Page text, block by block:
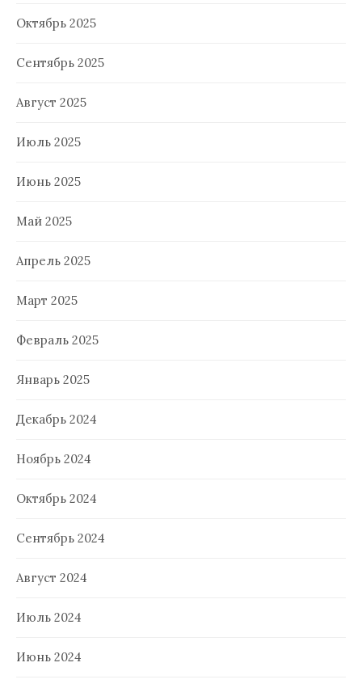
Октябрь 2025
Сентябрь 2025
Август 2025
Июль 2025
Июнь 2025
Май 2025
Апрель 2025
Март 2025
Февраль 2025
Январь 2025
Декабрь 2024
Ноябрь 2024
Октябрь 2024
Сентябрь 2024
Август 2024
Июль 2024
Июнь 2024